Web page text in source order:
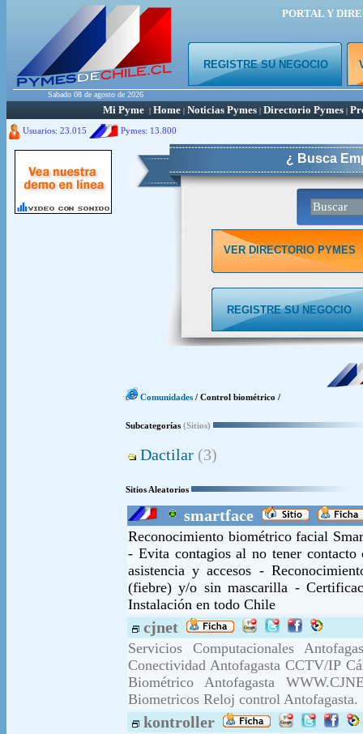
PORTAL Y
REGISTRE SU NEGOCIO
Sabado 08 de agosto de 2026
Mi Pyme | Home | Noticias Pymes | Directorio Pymes |
Usuarios: 23.015 Pymes: 13.800
¿ Busca
VER DIRECTORIO PYMES
REGISTRE SU NEGOCIO
Comunidades / Control biométrico /
Subcategorías (Sitios)
Dactilar (3)
Sitios Aleatorios
smartface
Reconocimiento biométrico facial
- Evita contagios al no tener
asistencia y accesos -
(fiebre) y/o sin mascarilla -
Instalación en todo Chile
cjnet
Servicios Computacionales
Conectividad Antofagasta CCTV/IP
Biométrico Antofagasta
Biometricos Reloj control Antofagasta.
kontroller